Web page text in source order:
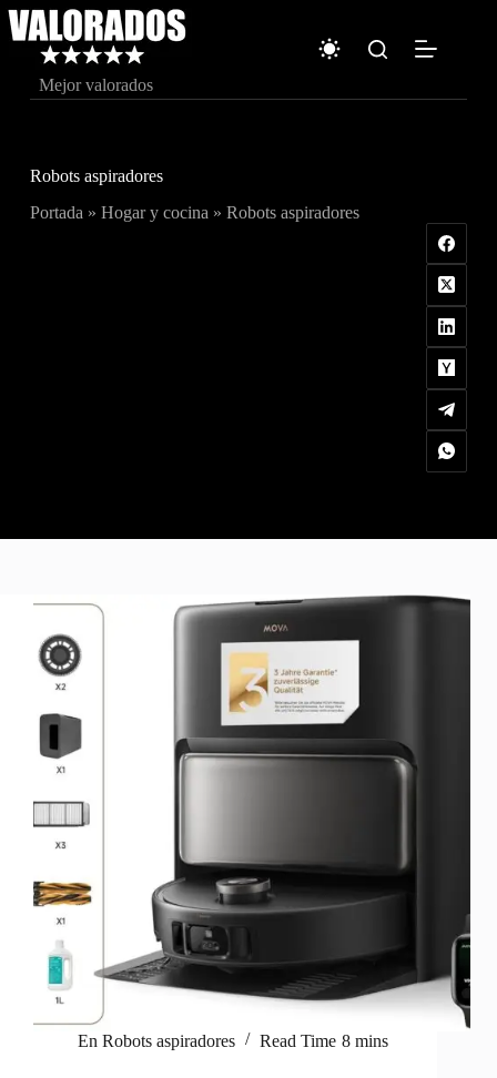
Saltar
al
contenido
Mejor valorados
Robots aspiradores
Portada » Hogar y cocina » Robots aspiradores
En Robots aspiradores Read Time 8 mins